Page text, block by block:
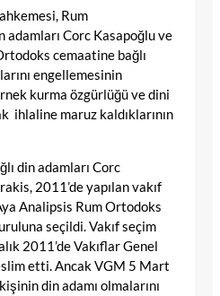
Rum
adamları Corc Kasapoğlu ve
cemaatine bağlı
engellemesinin
kurma özgürlüğü ve dini
ihlaline maruz kaldıklarının
din adamları Corc
2011’de yapılan vakıf
Analipsis Rum Ortodoks
seçildi. Vakıf seçim
2011’de Vakıflar Genel
etti. Ancak VGM 5 Mart
din adamı olmalarını